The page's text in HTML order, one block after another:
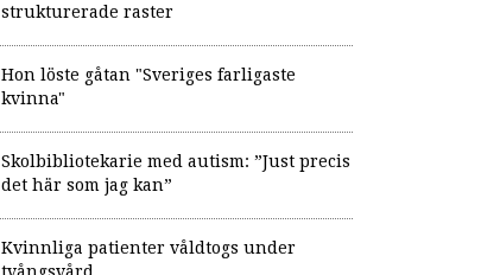
strukturerade raster
Hon löste gåtan "Sveriges farligaste
kvinna"
Skolbibliotekarie med autism: ”Just precis
det här som jag kan”
Kvinnliga patienter våldtogs under